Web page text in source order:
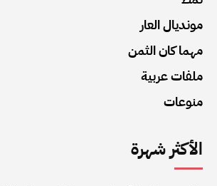
مونديال العار
مهما كان الثمن
ملفات عربية
منوعات
الأكثر شهرة